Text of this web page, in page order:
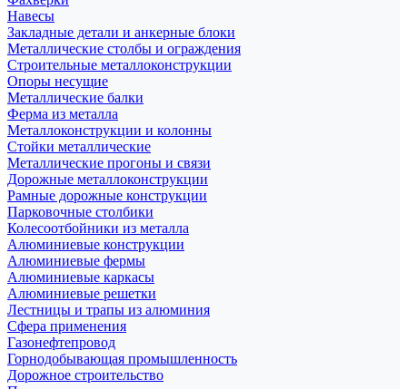
Навесы
Закладные детали и анкерные блоки
Металлические столбы и ограждения
Строительные металлоконструкции
Опоры несущие
Металлические балки
Ферма из металла
Металлоконструкции и колонны
Стойки металлические
Металлические прогоны и связи
Дорожные металлоконструкции
Рамные дорожные конструкции
Парковочные столбики
Колесоотбойники из металла
Алюминиевые конструкции
Алюминиевые фермы
Алюминиевые каркасы
Алюминиевые решетки
Лестницы и трапы из алюминия
Сфера применения
Газонефтепровод
Горнодобывающая промышленность
Дорожное строительство